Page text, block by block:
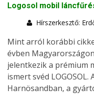
Logosol mobil
Hírszerkesztő:
Mint arról korábbi
évben
jelentkezik a prémium
ismert svéd
Harnösandban, a